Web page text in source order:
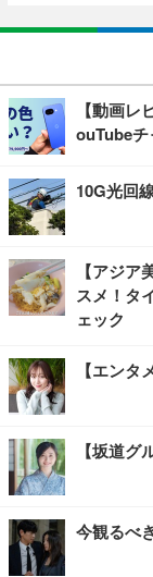
【動画
ouTube
10G光回
【アジ
スメ！タ
ェック
【エン
【坂道
今観るべ